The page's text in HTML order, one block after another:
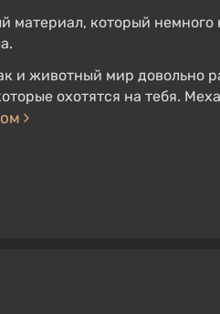
материал, который
и животный мир довольно
охотятся на тебя.